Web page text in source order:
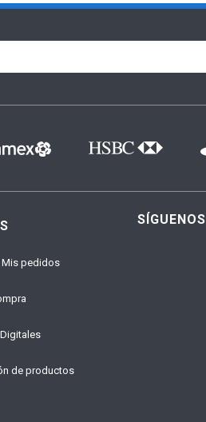
Mis pedidos
de productos
SÍGUENOS